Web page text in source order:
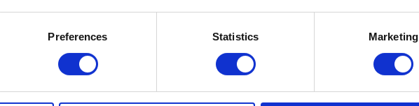
Preferences Statistics Marketing
✓ Gratis teprov i varje beställning
Visa alla produkter från Archivist
Rabatten fungerar endast
med andra erbjudanden.